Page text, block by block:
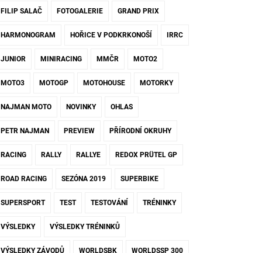
FILIP SALAČ FOTOGALERIE GRAND PRIX
HARMONOGRAM HOŘICE V PODKRKONOŠÍ IRRC
JUNIOR MINIRACING MMČR MOTO2
MOTO3 MOTOGP MOTOHOUSE MOTORKY
NAJMAN MOTO NOVINKY OHLAS
PETR NAJMAN PREVIEW PŘÍRODNÍ OKRUHY
RACING RALLY RALLYE REDOX PRÜTEL GP
ROAD RACING SEZÓNA 2019 SUPERBIKE
SUPERSPORT TEST TESTOVÁNÍ TRÉNINKY
VÝSLEDKY VÝSLEDKY TRÉNINKŮ
VÝSLEDKY ZÁVODŮ WORLDSBK WORLDSSP 300